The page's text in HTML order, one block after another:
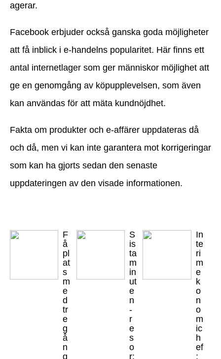
agerar.
Facebook erbjuder också ganska goda möjligheter
att få inblick i e-handelns popularitet. Här finns ett
antal internetlager som ger människor möjlighet att
ge en genomgång av köpupplevelsen, som även
kan användas för att mäta kundnöjdhet.
Fakta om produkter och e-affärer uppdateras då
och då, men vi kan inte garantera mot korrigeringar
som kan ha gjorts sedan den senaste
uppdateringen av den visade informationen.
F
å
pl
at
s
m
e
d
tr
e
g
å
n
g
S
is
ta
m
in
ut
e
n
-
r
e
s
o
r:
In
te
ri
m
e
k
o
n
o
m
ic
h
ef
: